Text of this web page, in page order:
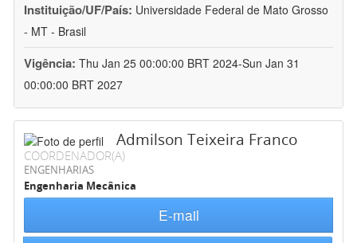
Instituição/UF/País: Universidade Federal de Mato Grosso
- MT - Brasil
Vigência: Thu Jan 25 00:00:00 BRT 2024-Sun Jan 31
00:00:00 BRT 2027
Admilson Teixeira Franco
COORDENADOR(A)
ENGENHARIAS
Engenharia Mecânica
E-mail